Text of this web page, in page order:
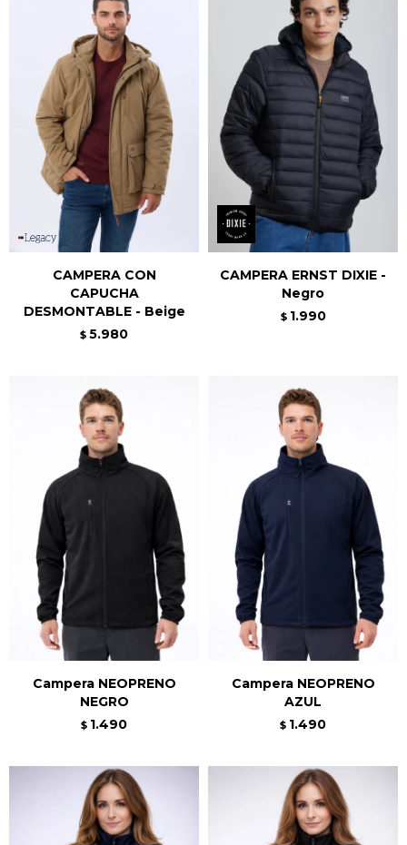
CAMPERA CON
CAPUCHA
DESMONTABLE - Beige
$ 5.980
CAMPERA ERNST DIXIE -
Negro
$ 1.990
Campera NEOPRENO
NEGRO
$ 1.490
Campera NEOPRENO
AZUL
$ 1.490